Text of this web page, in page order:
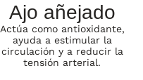
Ajo añejado
Actúa como antioxidante,
ayuda a estimular la
circulación y a reducir la
tensión arterial.